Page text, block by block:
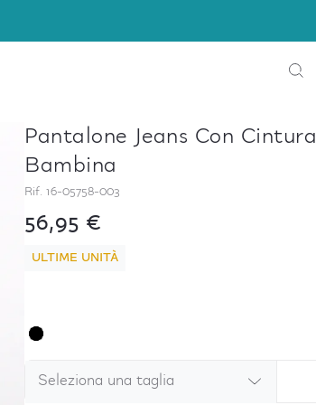
Pantalone Jeans Con Cintura
Bambina
Rif. 16-05758-003
56,95 €
ULTIME UNITÀ
Seleziona una taglia